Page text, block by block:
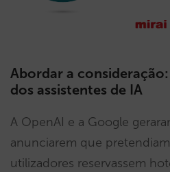
Abordar a
dos assistentes de IA
A OpenAI e a Google
anunciarem que
utilizadores reservassem